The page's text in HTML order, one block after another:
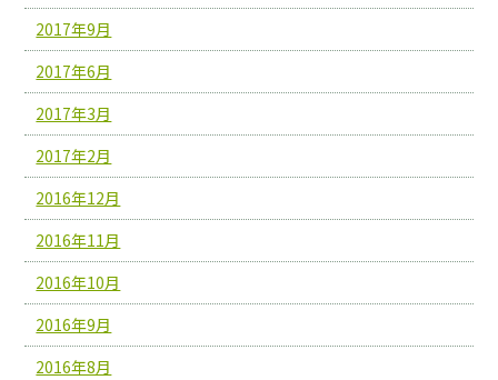
2017年9月
2017年6月
2017年3月
2017年2月
2016年12月
2016年11月
2016年10月
2016年9月
2016年8月